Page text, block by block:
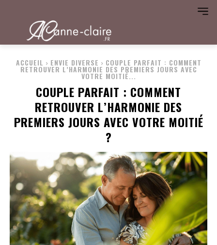
ACCUEIL ENVIE DIVERSE COUPLE PARFAIT : COMMENT
RETROUVER L’HARMONIE DES PREMIERS JOURS AVEC
VOTRE MOITIÉ...
COUPLE PARFAIT : COMMENT
RETROUVER L’HARMONIE DES
PREMIERS JOURS AVEC VOTRE MOITIÉ
?